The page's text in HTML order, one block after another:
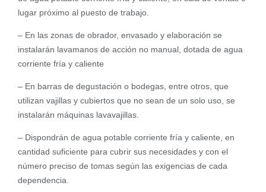
lugar próximo al puesto de trabajo.
– En las zonas de obrador, envasado y elaboración se
instalarán lavamanos de acción no manual, dotada de agua
corriente fría y caliente
– En barras de degustación o bodegas, entre otros, que
utilizan vajillas y cubiertos que no sean de un solo uso, se
instalarán máquinas lavavajillas.
– Dispondrán de agua potable corriente fría y caliente, en
cantidad suficiente para cubrir sus necesidades y con el
número preciso de tomas según las exigencias de cada
dependencia.